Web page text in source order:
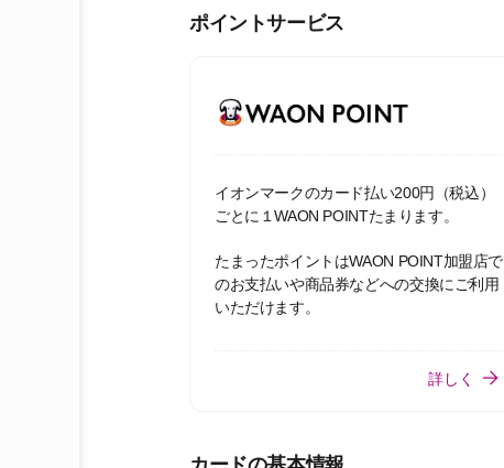
ポイントサービス
イオンマークのカード払い200円（税込）
ごとに１WAON POINTたまります。
たまったポイントはWAON POINT加盟店で
のお支払いや商品券などへの交換にご利用
いただけます。
詳しく